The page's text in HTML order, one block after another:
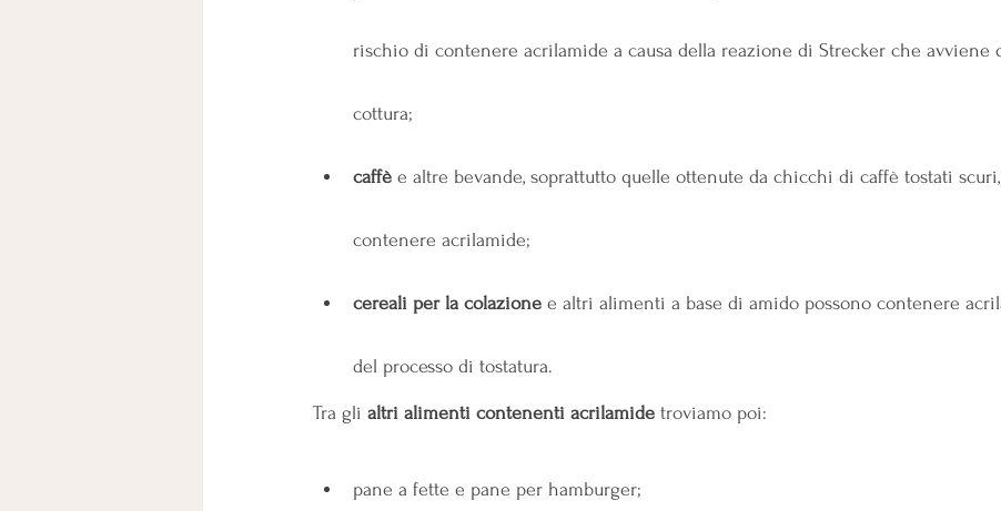
rischio di contenere acrilamide a causa della reazione di Strecker che avviene
cottura;
caffè e altre bevande, soprattutto quelle ottenute da chicchi di caffè tostati
contenere acrilamide;
cereali per la colazione e altri alimenti a base di amido possono contenere
del processo di tostatura.
Tra gli altri alimenti contenenti acrilamide troviamo poi:
pane a fette e pane per hamburger;